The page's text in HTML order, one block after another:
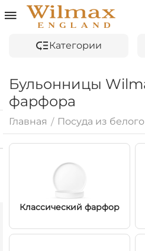
Категории
Бульонницы
фарфора
Главная / Посуда из
Классический фарфор